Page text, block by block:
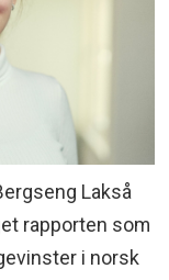
Lakså
rapporten som
i norsk